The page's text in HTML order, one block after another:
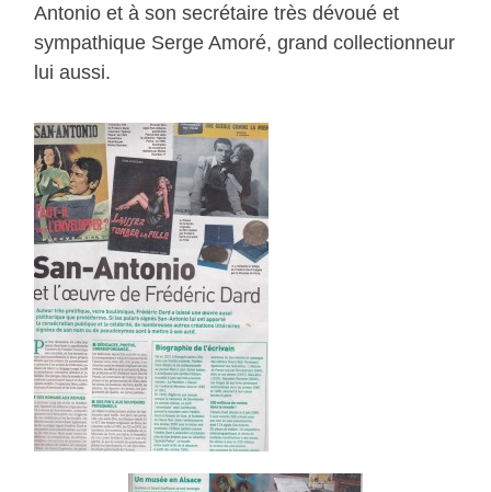
Antonio et à son secrétaire très dévoué et
sympathique Serge Amoré, grand collectionneur
lui aussi.